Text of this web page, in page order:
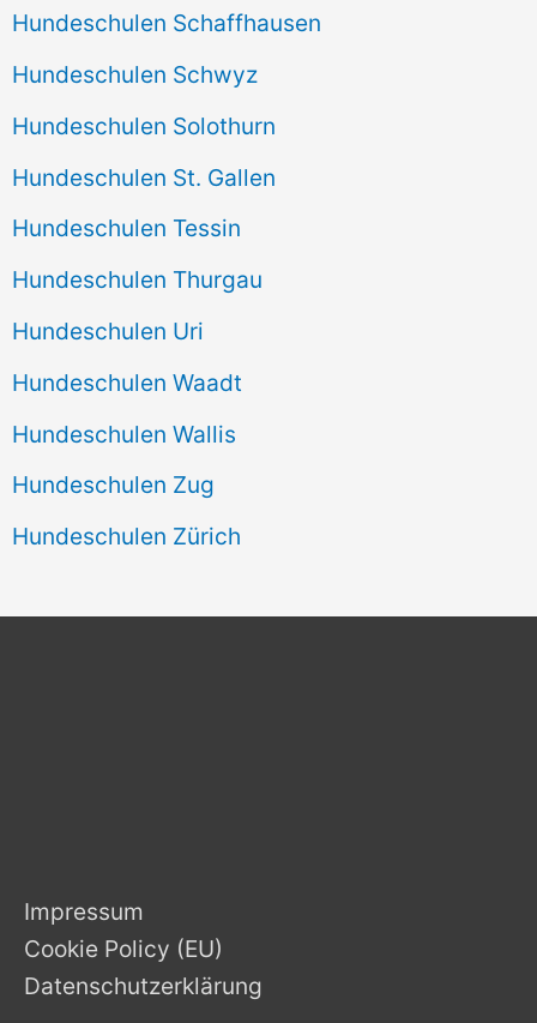
Hundeschulen Schaffhausen
Hundeschulen Schwyz
Hundeschulen Solothurn
Hundeschulen St. Gallen
Hundeschulen Tessin
Hundeschulen Thurgau
Hundeschulen Uri
Hundeschulen Waadt
Hundeschulen Wallis
Hundeschulen Zug
Hundeschulen Zürich
Impressum
Cookie Policy (EU)
Datenschutzerklärung